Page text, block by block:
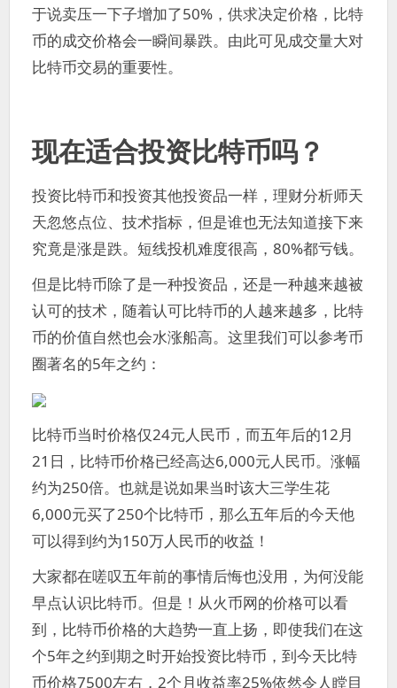
于说卖压一下子增加了50%，供求决定价格，比特
币的成交价格会一瞬间暴跌。由此可见成交量大对
比特币交易的重要性。
现在适合投资比特币吗？
投资比特币和投资其他投资品一样，理财分析师天
天忽悠点位、技术指标，但是谁也无法知道接下来
究竟是涨是跌。短线投机难度很高，80%都亏钱。
但是比特币除了是一种投资品，还是一种越来越被
认可的技术，随着认可比特币的人越来越多，比特
币的价值自然也会水涨船高。这里我们可以参考币
圈著名的5年之约：
比特币当时价格仅24元人民币，而五年后的12月
21日，比特币价格已经高达6,000元人民币。涨幅
约为250倍。也就是说如果当时该大三学生花
6,000元买了250个比特币，那么五年后的今天他
可以得到约为150万人民币的收益！
大家都在嗟叹五年前的事情后悔也没用，为何没能
早点认识比特币。但是！从火币网的价格可以看
到，比特币价格的大趋势一直上扬，即使我们在这
个5年之约到期之时开始投资比特币，到今天比特
币价格7500左右，2个月收益率25%依然令人瞠目